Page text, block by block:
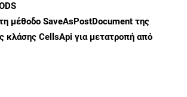
μέθοδο SaveAsPostDocument της
κλάσης CellsApi για μετατροπή από